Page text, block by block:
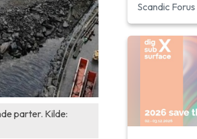
parter. Kilde:
Scandic Forus